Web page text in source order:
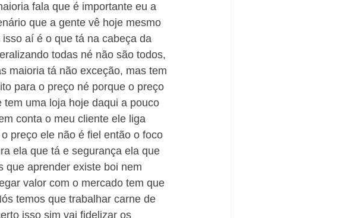
fala que é importante eu a
que a gente vê hoje mesmo
aí é o que tá na cabeça da
todas né não são todos,
maioria tá não exceção, mas tem
para o preço né porque o preço
uma loja hoje daqui a pouco
conta o meu cliente ele liga
preço ele não é fiel então o foco
ela que tá e segurança ela que
que aprender existe boi nem
valor com o mercado tem que
temos que trabalhar carne de
isso sim vai fidelizar os